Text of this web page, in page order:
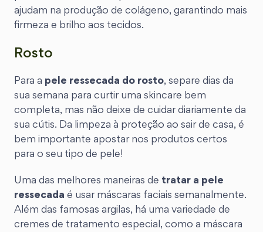
ajudam na produção de colágeno, garantindo mais
firmeza e brilho aos tecidos.
Rosto
Para a pele ressecada do rosto, separe dias da
sua semana para curtir uma skincare bem
completa, mas não deixe de cuidar diariamente da
sua cútis. Da limpeza à proteção ao sair de casa, é
bem importante apostar nos produtos certos
para o seu tipo de pele!
Uma das melhores maneiras de tratar a pele
ressecada é usar máscaras faciais semanalmente.
Além das famosas argilas, há uma variedade de
cremes de tratamento especial, como a máscara